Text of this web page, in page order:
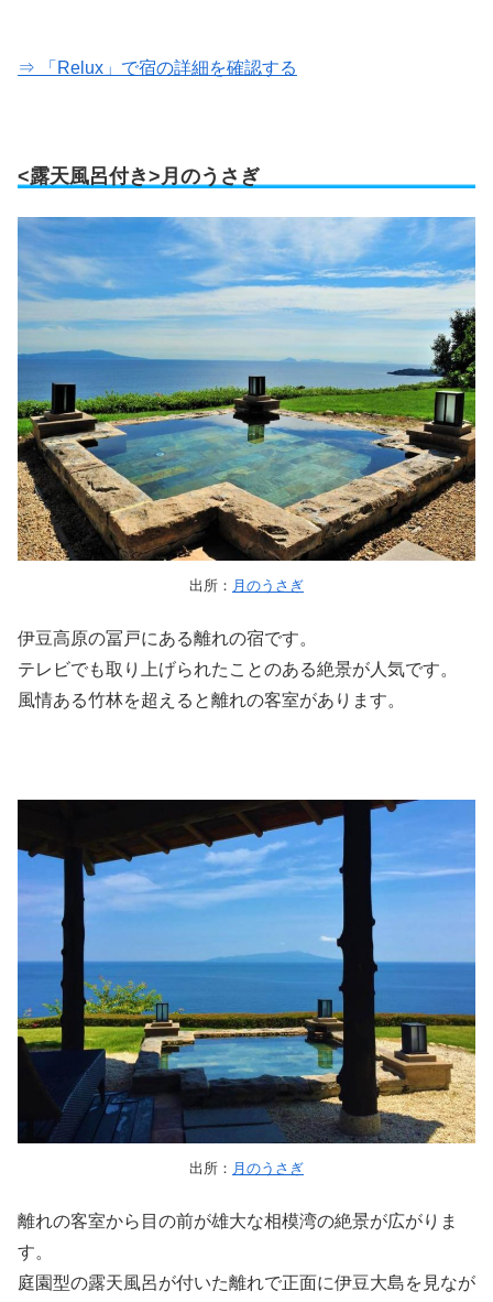
⇒ 「Relux」で宿の詳細を確認する
<露天風呂付き>月のうさぎ
出所： 月のうさぎ
伊豆高原の冨戸にある離れの宿です。
テレビでも取り上げられたことのある絶景が人気です。
風情ある竹林を超えると離れの客室があります。
出所： 月のうさぎ
離れの客室から目の前が雄大な相模湾の絶景が広がりま
す。
庭園型の露天風呂が付いた離れで正面に伊豆大島を見なが